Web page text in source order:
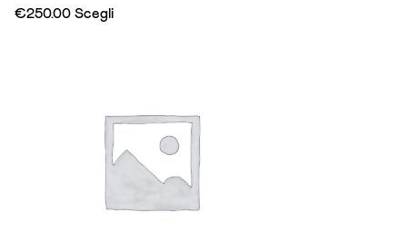
€250.00 ScegliThis
The
options
may
chosen